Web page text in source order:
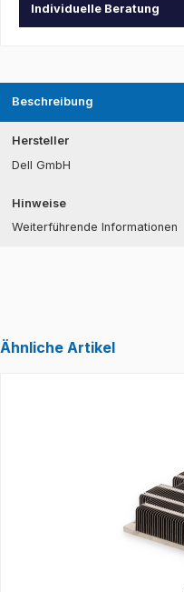
Individuelle Beratung
Beschreibung
Hersteller
Dell GmbH
Hinweise
Weiterführende Informationen
Ähnliche Artikel